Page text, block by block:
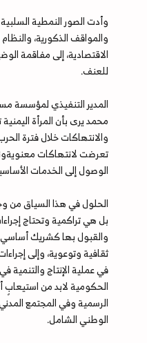
وأدت الصور النمطية
والمواقف الذكورية،
الاقتصادية، إلى مفاقمة
للعنف.
المدير التنفيذي لمؤسسة
محمد يرى بأن المرأة
والانتهاكات خلال فترة
تعرضت لانتهاكات
الوصول إلى الخدمات
الحلول في هذا السياق من
بل هي تراكمية وتحتاج
والقبول بها كشريك
ثقافية وتوعوية، وإلى
في عملية الإنتاج والتنمية
الحكومية لابد من
الرسمية وفي المجتمع
الوطني الشامل.